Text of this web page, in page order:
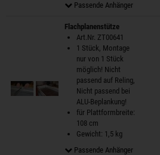
Passende Anhänger
Flachplanenstütze
Art.Nr. ZT00641
1 Stück, Montage
nur von 1 Stück
möglich! Nicht
passend auf Reling,
Nicht passend bei
ALU-Beplankung!
für Plattformbreite:
108 cm
Gewicht: 1,5 kg
Passende Anhänger